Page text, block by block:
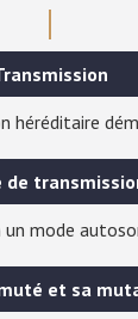
héréditaire
de
un mode
et sa